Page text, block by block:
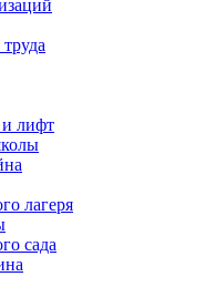
лифт
лагеря
сада